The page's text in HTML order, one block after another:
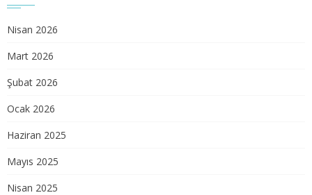
Nisan 2026
Mart 2026
Şubat 2026
Ocak 2026
Haziran 2025
Mayıs 2025
Nisan 2025